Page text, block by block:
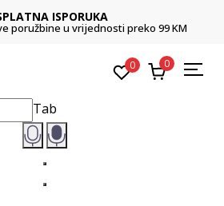
ISPORUKA
poružbine u vrijednosti preko 99 KM
0 0
Tab